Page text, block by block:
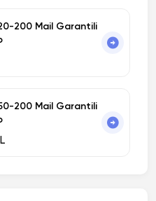
200 Mail Garantili
200 Mail Garantili